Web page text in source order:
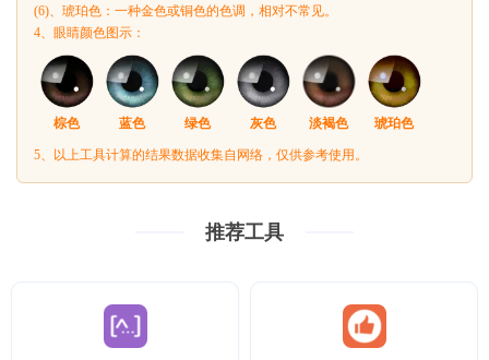
(6)、琥珀色：一种金色或铜色的色调，相对不常见。
4、眼睛颜色图示：
棕色 蓝色 绿色 灰色 淡褐色 琥珀色
5、以上工具计算的结果数据收集自网络，仅供参考使用。
推荐工具